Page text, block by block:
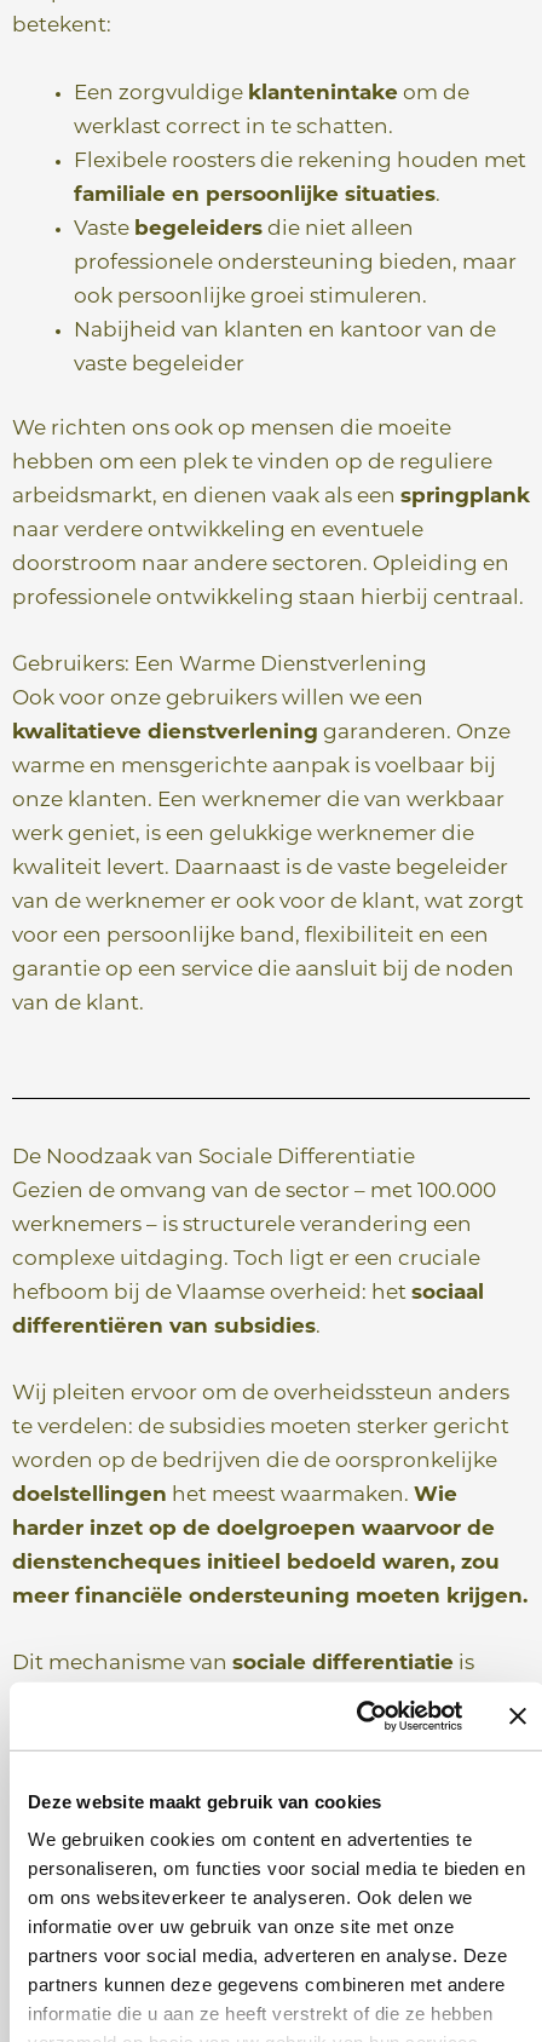
Deze website maakt gebruik van cookies
We gebruiken cookies om content en advertenties te
personaliseren, om functies voor social media te bieden en
om ons websiteverkeer te analyseren. Ook delen we
informatie over uw gebruik van onze site met onze
partners voor social media, adverteren en analyse. Deze
partners kunnen deze gegevens combineren met andere
informatie die u aan ze heeft verstrekt of die ze hebben
betekent:
Een zorgvuldige klantenintake om de
werklast correct in te schatten.
Flexibele roosters die rekening houden met
familiale en persoonlijke situaties.
Vaste begeleiders die niet alleen
professionele ondersteuning bieden, maar
ook persoonlijke groei stimuleren.
Nabijheid van klanten en kantoor van de
vaste begeleider
We richten ons ook op mensen die moeite
hebben om een plek te vinden op de reguliere
arbeidsmarkt, en dienen vaak als een springplank
naar verdere ontwikkeling en eventuele
doorstroom naar andere sectoren. Opleiding en
professionele ontwikkeling staan hierbij centraal.
Gebruikers: Een Warme Dienstverlening
Ook voor onze gebruikers willen we een
kwalitatieve dienstverlening garanderen. Onze
warme en mensgerichte aanpak is voelbaar bij
onze klanten. Een werknemer die van werkbaar
werk geniet, is een gelukkige werknemer die
kwaliteit levert. Daarnaast is de vaste begeleider
van de werknemer er ook voor de klant, wat zorgt
voor een persoonlijke band, flexibiliteit en een
garantie op een service die aansluit bij de noden
van de klant.
De Noodzaak van Sociale Differentiatie
Gezien de omvang van de sector – met 100.000
werknemers – is structurele verandering een
complexe uitdaging. Toch ligt er een cruciale
hefboom bij de Vlaamse overheid: het sociaal
differentiëren van subsidies.
Wij pleiten ervoor om de overheidssteun anders
te verdelen: de subsidies moeten sterker gericht
worden op de bedrijven die de oorspronkelijke
doelstellingen het meest waarmaken. Wie
harder inzet op de doelgroepen waarvoor de
dienstencheques initieel bedoeld waren, zou
meer financiële ondersteuning moeten krijgen.
Dit mechanisme van sociale differentiatie is
Het stimuleert organisaties om voluit te
gaan voor personen die onze arbeidsmarkt
minder snel oppikt, in plaats van
werknemers aan te trekken uit andere
sectoren.
Kwaliteit van werk te belonen:Het kan de
bedrijven bevoordelen die investeren in
werkbaar werk , begeleiding, en opleiding,